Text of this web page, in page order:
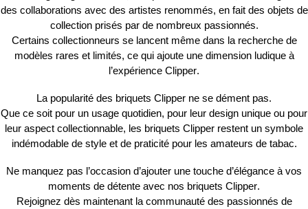
des collaborations avec des artistes renommés, en fait des objets de
collectionprisés par de nombreux passionnés.
Certains collectionneurs se lancent même dans la recherche de
modèles rares et limités, ce qui ajoute une dimension ludique à
l’expérience Clipper.
La popularité des briquets Clipper ne se dément pas.
Que ce soit pour un usage quotidien, pour leur design unique ou pour
leur aspect collectionnable, les briquets Clipper restent un symbole
indémodablede style et de praticité pour les amateurs de tabac.
Ne manquez pas l’occasion d’ajouter une touche d’élégance à vos
moments de détente avec nos briquets Clipper.
Rejoignez dès maintenant la communauté des passionnés de